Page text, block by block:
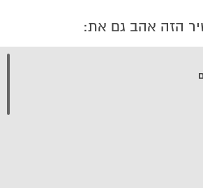
הזה אהב גם את: